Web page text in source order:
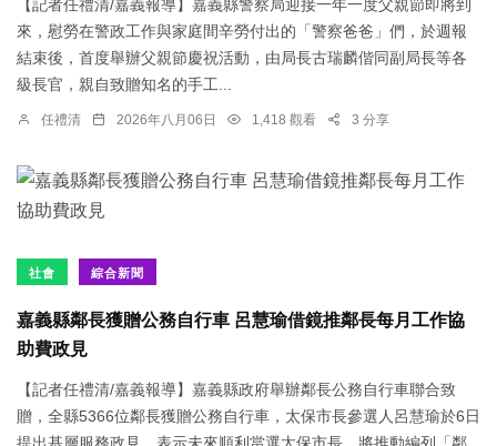
【記者任禮清/嘉義報導】嘉義縣警察局迎接一年一度父親節即將到
來，慰勞在警政工作與家庭間辛勞付出的「警察爸爸」們，於週報
結束後，首度舉辦父親節慶祝活動，由局長古瑞麟偕同副局長等各
級長官，親自致贈知名的手工...
任禮清 2026年八月06日 1,418 觀看 3 分享
社會 綜合新聞
嘉義縣鄰長獲贈公務自行車 呂慧瑜借鏡推鄰長每月工作協
助費政見
【記者任禮清/嘉義報導】嘉義縣政府舉辦鄰長公務自行車聯合致
贈，全縣5366位鄰長獲贈公務自行車，太保市長參選人呂慧瑜於6日
提出基層服務政見，表示未來順利當選太保市長，將推動編列「鄰